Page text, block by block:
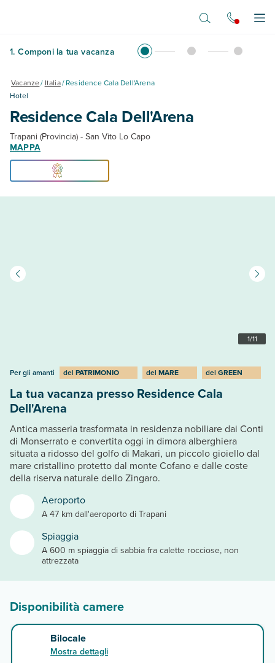
1. Componi la tua vacanza
Vacanze/ Italia/Residence Cala Dell'Arena
Hotel
Residence Cala Dell'Arena
Trapani (Provincia) - San Vito Lo Capo
MAPPA
1/11
Aeroporto
A 47 km dall'aeroporto di Trapani
Spiaggia
A 600 m spiaggia di sabbia fra calette rocciose, non
attrezzata
Per gli amanti del PATRIMONIO del MARE del GREEN
La tua vacanza presso Residence Cala
Dell'Arena
Antica masseria trasformata in residenza nobiliare dai Conti
di Monserrato e convertita oggi in dimora alberghiera
situata a ridosso del golfo di Makari, un piccolo gioiello dal
mare cristallino protetto dal monte Cofano e dalle coste
della riserva naturale dello Zingaro.
Disponibilità camere
Bilocale
Mostra dettagli